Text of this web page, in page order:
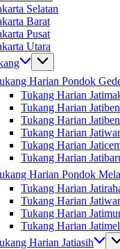
Selatan
Barat
Pusat
Utara
Harian Pondok
Tukang Harian
Tukang Harian
Tukang Harian
Tukang Harian
Tukang Harian
Tukang Harian
Harian Pondok
Tukang Harian
Tukang Harian
Tukang Harian
Tukang Harian
Harian Jatiasih